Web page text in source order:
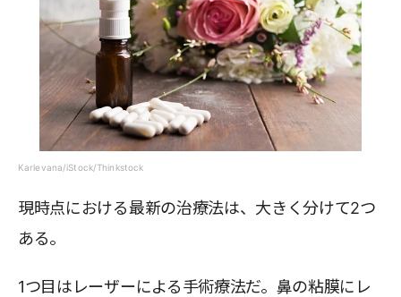
Karlevana/iStock/Thinkstock
現時点における最新の治療法は、大きく分けて2つ
ある。
1つ目はレーザーによる手術療法だ。鼻の粘膜にレ